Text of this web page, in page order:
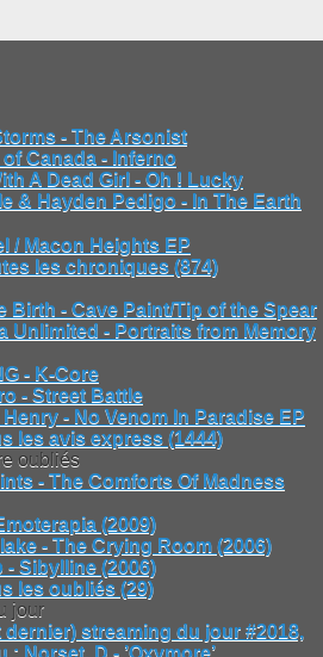
- The Arsonist
Canada - Inferno
A Dead Girl - Oh ! Lucky
& Hayden Pedigo - In The Earth
/ Macon Heights EP
les chroniques (874)
Birth - Cave Paint/Tip of the Spear
Unlimited - Portraits from Memory
- K-Core
- Street Battle
- No Venom In Paradise EP
les avis express (1444)
oubliés
- The Comforts Of Madness
(2009)
- The Crying Room (2006)
- Sibylline (2006)
les oubliés (29)
jour
dernier) streaming du jour #2018,
: Norset. D - ’Oxymore’